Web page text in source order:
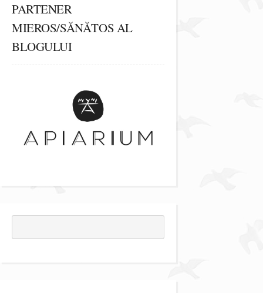
PARTENER
MIEROS/SĂNĂTOS AL
BLOGULUI